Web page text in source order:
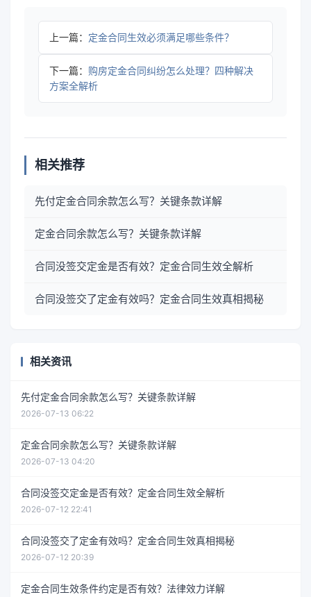
上一篇： 定金合同生效必须满足哪些条件？
下一篇： 购房定金合同纠纷怎么处理？四种解决
方案全解析
相关推荐
先付定金合同余款怎么写？关键条款详解
定金合同余款怎么写？关键条款详解
合同没签交定金是否有效？定金合同生效全解析
合同没签交了定金有效吗？定金合同生效真相揭秘
相关资讯
先付定金合同余款怎么写？关键条款详解
2026-07-13 06:22
定金合同余款怎么写？关键条款详解
2026-07-13 04:20
合同没签交定金是否有效？定金合同生效全解析
2026-07-12 22:41
合同没签交了定金有效吗？定金合同生效真相揭秘
2026-07-12 20:39
定金合同生效条件约定是否有效？法律效力详解